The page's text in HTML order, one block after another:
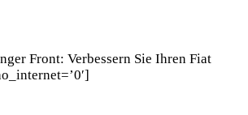
Front: Verbessern Sie Ihren Fiat